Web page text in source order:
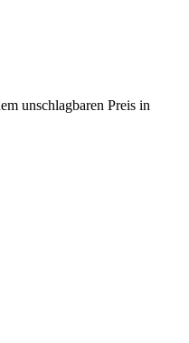
unschlagbaren Preis in